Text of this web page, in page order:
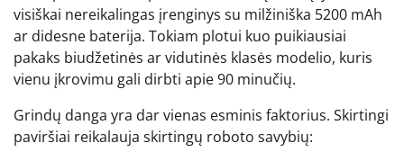
visiškai nereikalingas įrenginys su milžiniška 5200 mAh
ar didesne baterija. Tokiam plotui kuo puikiausiai
pakaks biudžetinės ar vidutinės klasės modelio, kuris
vienu įkrovimu gali dirbti apie 90 minučių.
Grindų danga yra dar vienas esminis faktorius. Skirtingi
paviršiai reikalauja skirtingų roboto savybių: